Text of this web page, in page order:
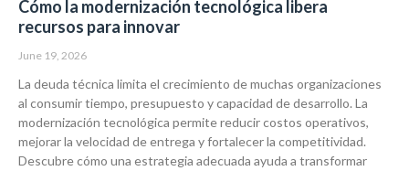
Cómo la modernización tecnológica libera
recursos para innovar
June 19, 2026
La deuda técnica limita el crecimiento de muchas organizaciones
al consumir tiempo, presupuesto y capacidad de desarrollo. La
modernización tecnológica permite reducir costos operativos,
mejorar la velocidad de entrega y fortalecer la competitividad.
Descubre cómo una estrategia adecuada ayuda a transformar